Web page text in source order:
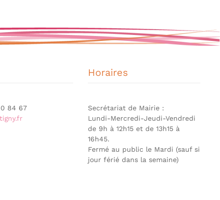
84 67
Horaires
Secrétariat de Mairie :
Lundi-Mercredi-Jeudi-Vendredi
de 9h à 12h15 et de 13h15 à
16h45.
Fermé au public le Mardi (sauf si
jour férié dans la semaine)